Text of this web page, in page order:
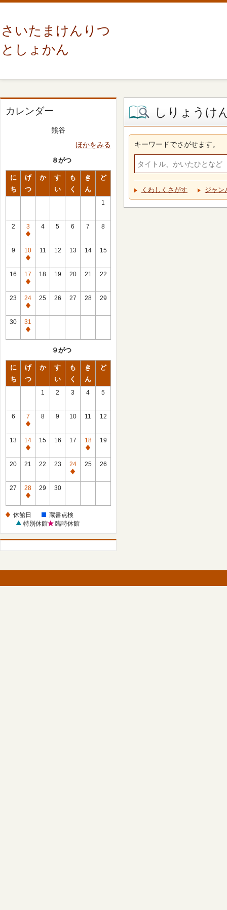
さいたまけんりつ
としょかん
カレンダー
熊谷
ほかをみる
８がつ
に
ち
げ
つ
か
す
い
も
く
き
ん
ど
1
2
3
休
館
日
4 5 6 7 8
9
10
休
館
日
11 12 13 14 15
16
17
休
館
日
18 19 20 21 22
23
24
休
館
日
25 26 27 28 29
30
31
休
９がつ
に
ち
げ
つ
か
す
い
も
く
き
ん
ど
1 2 3 4 5
6
7
休
館
日
8 9 10 11 12
13
14
休
館
15 16 17
18
休
館
19
20 21 22 23
24
休
25 26
27
28
休
日
29 30
休館日
蔵書点検
特別休館
臨時休館
しりょうけ
キーワードでさがせます。
くわしくさがす ジャン